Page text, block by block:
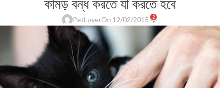
কামড় বন্ধ করতে যা করতে হবে
PetLoverOn 12/02/2015 2